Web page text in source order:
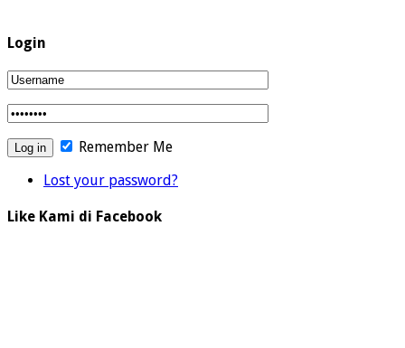
Login
Remember Me
Lost your password?
Like Kami di Facebook